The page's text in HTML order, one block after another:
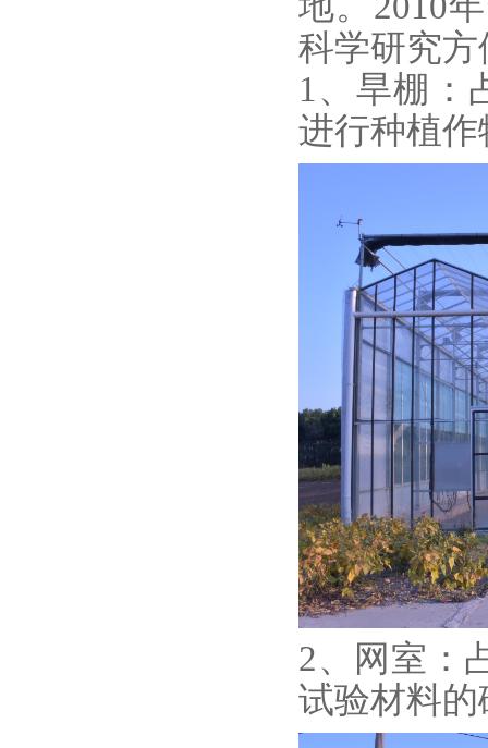
科学研究
1、旱棚：
进行种植
2、网室：
试验材料的